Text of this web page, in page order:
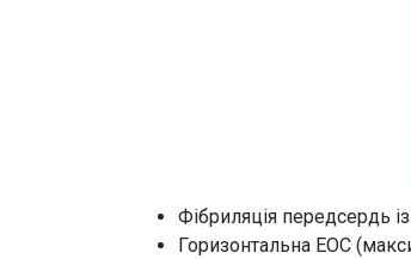
Фібриляція передсердь
Горизонтальна ЕОС